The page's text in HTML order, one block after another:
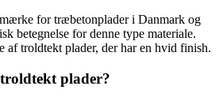
for træbetonplader i Danmark og
betegnelse for denne type materiale.
af troldtekt plader, der har en hvid finish.
plader?